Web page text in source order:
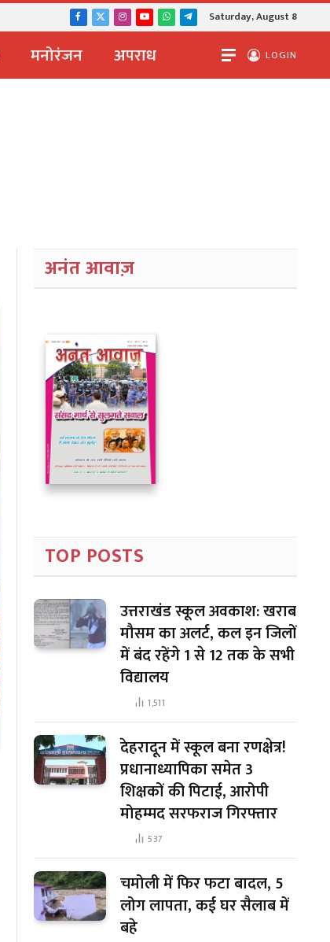
Facebook
X
Instagram
YouTubeWhatsApp
TelegramSaturday, August 8
मनोरंजन अपराध LOGIN
अनंत आवाज़
TOP POSTS
उत्तराखंड स्कूल अवकाश: खराब
मौसम का अलर्ट, कल इन जिलों
में बंद रहेंगे 1 से 12 तक के सभी
विद्यालय
1,511
देहरादून में स्कूल बना रणक्षेत्र!
प्रधानाध्यापिका समेत 3
शिक्षकों की पिटाई, आरोपी
मोहम्मद सरफराज गिरफ्तार
537
चमोली में फिर फटा बादल, 5
लोग लापता, कई घर सैलाब में
बहे